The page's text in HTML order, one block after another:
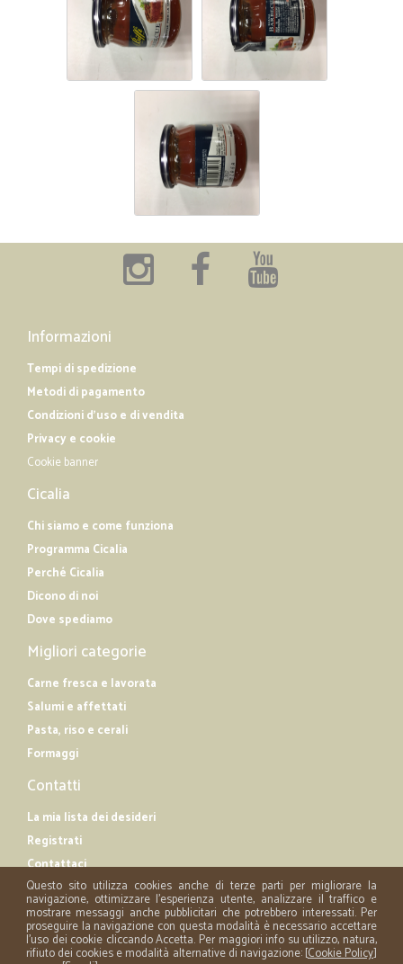
Informazioni
Tempi di spedizione
Metodi di pagamento
Condizioni d'uso e di vendita
Privacy e cookie
Cookie banner
Cicalia
Chi siamo e come funziona
Programma Cicalia
Perché Cicalia
Dicono di noi
Dove spediamo
Migliori categorie
Carne fresca e lavorata
Salumi e affettati
Pasta, riso e cerali
Formaggi
Contatti
La mia lista dei desideri
Registrati
Contattaci
Questo sito utilizza cookies anche di terze parti per migliorare la
navigazione, ottimizzare l'esperienza utente, analizzare il traffico e
mostrare messaggi anche pubblicitari che potrebbero interessati. Per
proseguire la navigazione con questa modalità è necessario accettare
l'uso dei cookie cliccando Accetta. Per maggiori info su utilizzo, natura,
rifiuto dei cookies e modalità alternative di navigazione: [Cookie Policy]